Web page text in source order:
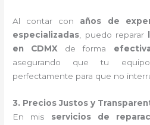
Al contar con años de
especializadas , puedo reparar
en CDMX de forma
asegurando que tu
perfectamente para que no
3. Precios Justos y
En mis servicios de